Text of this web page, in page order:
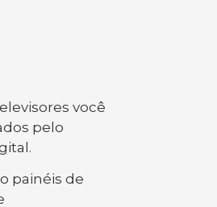
você
pelo
painéis de